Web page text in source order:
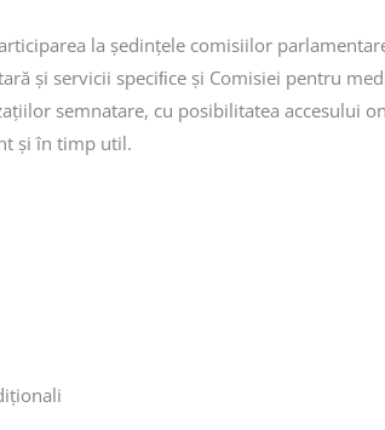
la ședințele comisiilor
și servicii speciﬁce și Comisiei pentru
semnatare, cu posibilitatea
și în timp util.